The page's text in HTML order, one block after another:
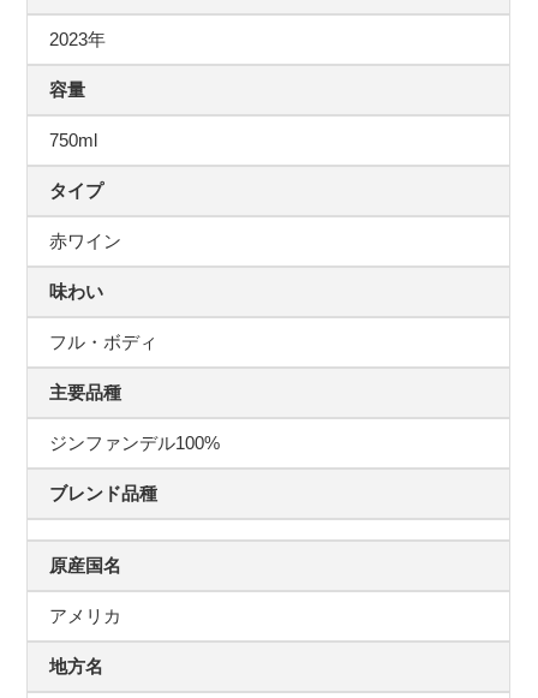
2023年
容量
750ml
タイプ
赤ワイン
味わい
フル・ボディ
主要品種
ジンファンデル100%
ブレンド品種
原産国名
アメリカ
地方名